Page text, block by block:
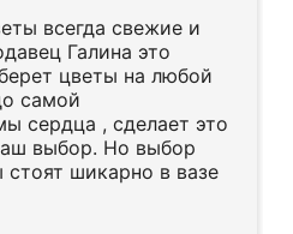
всегда свежие и
Галина это
цветы на любой
самой
сердца , сделает это
выбор. Но выбор
стоят шикарно в вазе